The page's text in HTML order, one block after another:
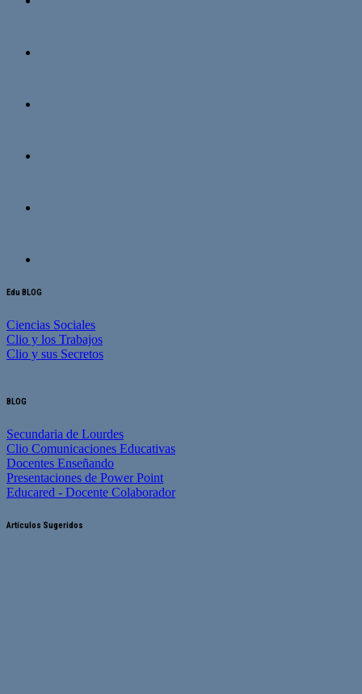
Edu BLOG
Ciencias Sociales
Clio y los Trabajos
Clio y sus Secretos
BLOG
Secundaria de Lourdes
Clio Comunicaciones Educativas
Docentes Enseñando
Presentaciones de Power Point
Educared - Docente Colaborador
Artículos Sugeridos